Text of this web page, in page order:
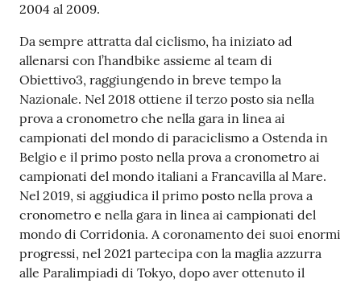
2004 al 2009.
Da sempre attratta dal ciclismo, ha iniziato ad
allenarsi con l’handbike assieme al team di
Obiettivo3, raggiungendo in breve tempo la
Nazionale. Nel 2018 ottiene il terzo posto sia nella
prova a cronometro che nella gara in linea ai
campionati del mondo di paraciclismo a Ostenda in
Belgio e il primo posto nella prova a cronometro ai
campionati del mondo italiani a Francavilla al Mare.
Nel 2019, si aggiudica il primo posto nella prova a
cronometro e nella gara in linea ai campionati del
mondo di Corridonia. A coronamento dei suoi enormi
progressi, nel 2021 partecipa con la maglia azzurra
alle Paralimpiadi di Tokyo, dopo aver ottenuto il